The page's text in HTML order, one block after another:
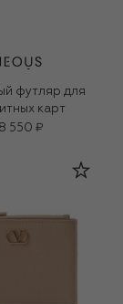
футляр для
карт
550 ₽